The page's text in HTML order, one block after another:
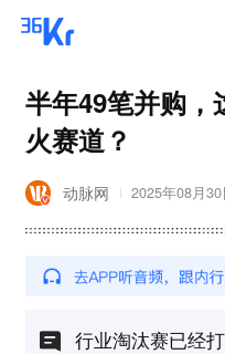
半年49笔并购，
火赛道？
动脉网 2025年08月
行业淘汰赛已经打